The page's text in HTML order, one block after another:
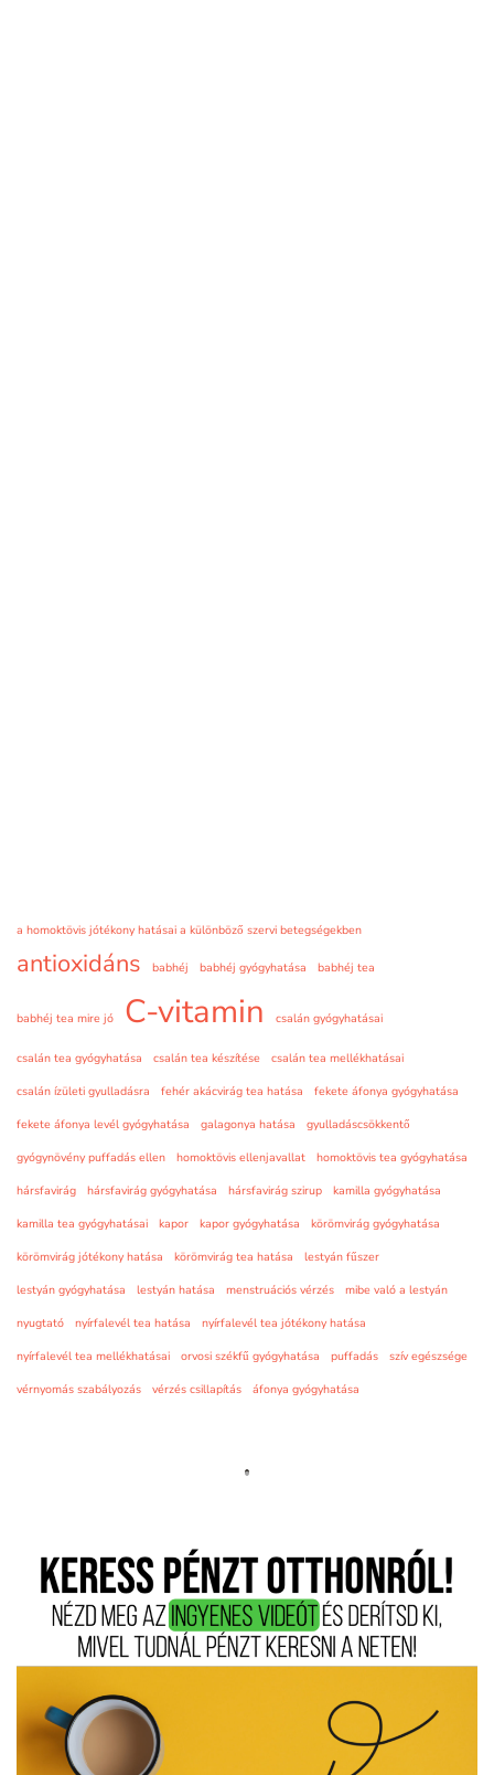
a homoktövis jótékony hatásai a különböző szervi betegségekben
antioxidáns babhéj babhéj gyógyhatása babhéj tea
babhéj tea mire jó C-vitamin csalán gyógyhatásai
csalán tea gyógyhatása csalán tea készítése
csalán tea mellékhatásai
csalán ízületi gyulladásra
fehér akácvirág tea hatása
fekete áfonya gyógyhatása
fekete áfonya levél gyógyhatása
galagonya hatása
gyulladáscsökkentő
gyógynövény puffadás ellen
homoktövis ellenjavallat
homoktövis tea gyógyhatása
hársfavirág
hársfavirág gyógyhatása hársfavirág szirup
kamilla gyógyhatása
kamilla tea gyógyhatásai
kapor kapor gyógyhatása
körömvirág gyógyhatása
körömvirág jótékony hatása
körömvirág tea hatása
lestyán fűszer
lestyán gyógyhatása
lestyán hatása menstruációs vérzés
mibe való a lestyán
nyugtató
nyírfalevél tea hatása
nyírfalevél tea jótékony hatása
nyírfalevél tea mellékhatásai
orvosi székfű gyógyhatása puffadás
szív egészsége
vérnyomás szabályozás
vérzés csillapítás áfonya gyógyhatása